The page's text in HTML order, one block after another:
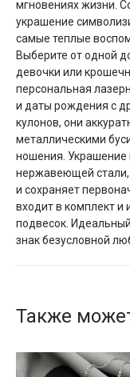
мгновениях жизни.
украшение
самые теплые
Выберите от одной
девочки или
персональная
и даты рождения с
кулонов, они
металлическими
ношения. Украшение
нержавеющей стали,
и сохраняет
входит в комплект и
подвесок.
знак безусловной
Также